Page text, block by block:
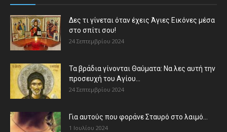
Δες τι γίνεται όταν έχεις Άγιες Εικόνες μέσα
στο σπίτι σου!
24 Σεπτεμβρίου 2024
Τα βράδια γίνονται Θαύματα: Να λες αυτή την
προσευχή του Αγίου...
24 Σεπτεμβρίου 2024
Για αυτούς που φοράνε Σταυρό στο λαιμό…
1 Ιουλίου 2024